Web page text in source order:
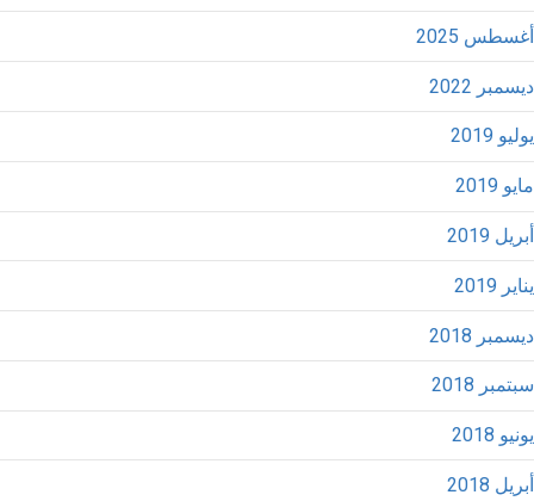
أغسطس 2025
ديسمبر 2022
يوليو 2019
مايو 2019
أبريل 2019
يناير 2019
ديسمبر 2018
سبتمبر 2018
يونيو 2018
أبريل 2018